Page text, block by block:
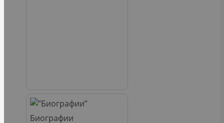
Биографии